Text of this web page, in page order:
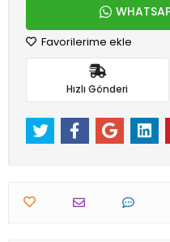
Favorilerime ekle
Hızlı Gönderi